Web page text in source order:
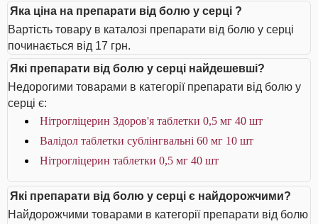
Яка ціна на препарати від болю у серці ?
Вартість товару в каталозі препарати від болю у серці
починається від 17 грн.
Які препарати від болю у серці найдешевші?
Недорогими товарами в категорії препарати від болю у
серці є:
Нітрогліцерин Здоров'я таблетки 0,5 мг 40 шт
Валідол таблетки сублінгвальні 60 мг 10 шт
Нітрогліцерин таблетки 0,5 мг 40 шт
Які препарати від болю у серці є найдорожчими?
Найдорожчими товарами в категорії препарати від болю